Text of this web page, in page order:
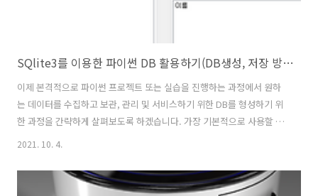
SQlite3를 이용한 파이썬 DB 활용하기(DB생성, 저장 방법)
이제 본격적으로 파이썬 프로젝트 또는 실습을 진행하는 과정에서 원하
는 데이터를 수집하고 보관, 관리 및 서비스하기 위한 DB를 형성하기 위
한 과정을 간략하게 살펴보도록 하겠습니다. 가장 기본적으로 사용할 수
있는 것으로 DB생성, 그리고 데이터를 저장하는 방법에 대해서 알아보
령어를 정리해보겠습니다. 로컬과 서버의 가장 큰 차이점은 DB에 연결
하는 것이라고 할 수 있습니다. 이 부분은 mysql에 대해 언급할 때, 다시
2021. 10. 4.